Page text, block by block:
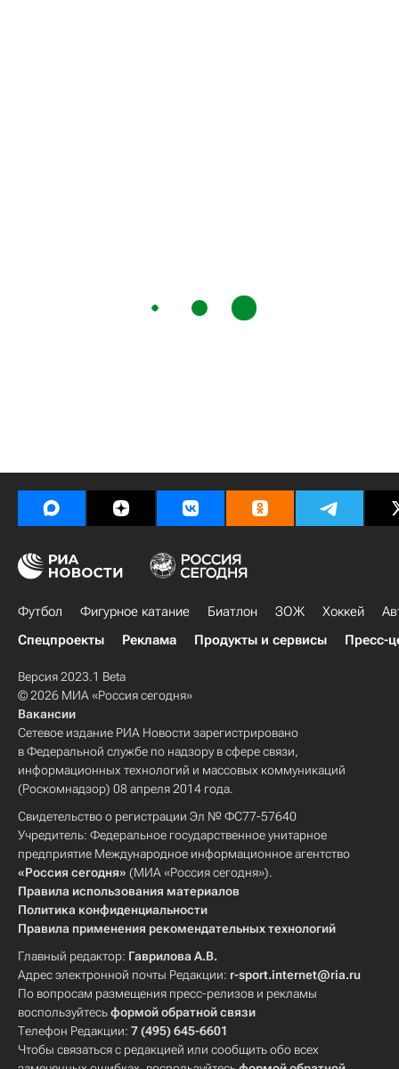
Футбол Фигурное катание Биатлон ЗОЖ Хоккей
Спецпроекты
Реклама Продукты и сервисы Пресс-
Версия 2023.1 Beta
© 2026 МИА «Россия сегодня»
Вакансии
Сетевое издание РИА Новости зарегистрировано
в Федеральной службе по надзору в сфере связи,
информационных технологий и массовых коммуникаций
(Роскомнадзор) 08 апреля 2014 года.
Свидетельство о регистрации Эл № ФС77-57640
Учредитель: Федеральное государственное унитарное
предприятие Международное информационное агентство
«Россия сегодня» (МИА «Россия сегодня»).
Правила использования материалов
Политика конфиденциальности
Правила применения рекомендательных технологий
Главный редактор: Гаврилова А.В.
Адрес электронной почты Редакции: r-sport.internet@ria.ru
По вопросам размещения пресс-релизов и рекламы
воспользуйтесьформой обратной связи
Телефон Редакции: 7 (495) 645-6601
Чтобы связаться с редакцией или сообщить обо всех